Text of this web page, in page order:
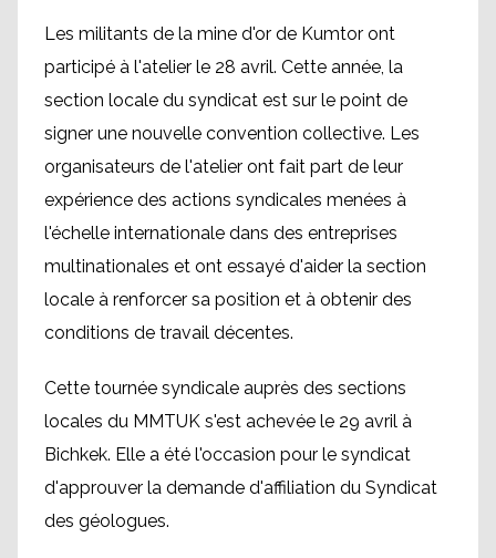
Les militants de la mine d'or de Kumtor ont
participé à l'atelier le 28 avril. Cette année, la
section locale du syndicat est sur le point de
signer une nouvelle convention collective. Les
organisateurs de l'atelier ont fait part de leur
expérience des actions syndicales menées à
l'échelle internationale dans des entreprises
multinationales et ont essayé d'aider la section
locale à renforcer sa position et à obtenir des
conditions de travail décentes.
Cette tournée syndicale auprès des sections
locales du MMTUK s'est achevée le 29 avril à
Bichkek. Elle a été l'occasion pour le syndicat
d'approuver la demande d'affiliation du Syndicat
des géologues.